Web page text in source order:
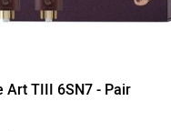
Art TIII 6SN7 - Pair